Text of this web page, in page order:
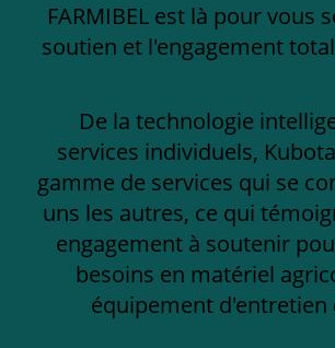
FARMIBEL est là pour vous
soutien et l'engagement
De la technologie
services individuels,
gamme de services qui se
uns les autres, ce qui
engagement à soutenir
besoins en matériel
équipement d'entretien